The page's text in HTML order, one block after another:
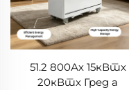
51.2 800Ах 15кВтх
20кВтх Гред а